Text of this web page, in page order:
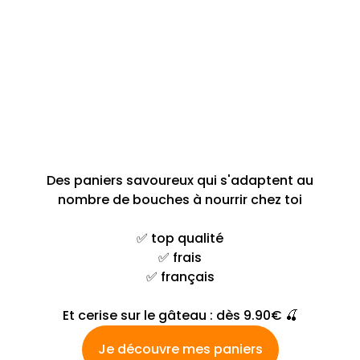
Des paniers savoureux qui s'adaptent au
nombre de bouches à nourrir chez toi
✅ top qualité
✅ frais
✅ français
Et cerise sur le gâteau : dès 9.90€ 🍒
Je découvre mes paniers